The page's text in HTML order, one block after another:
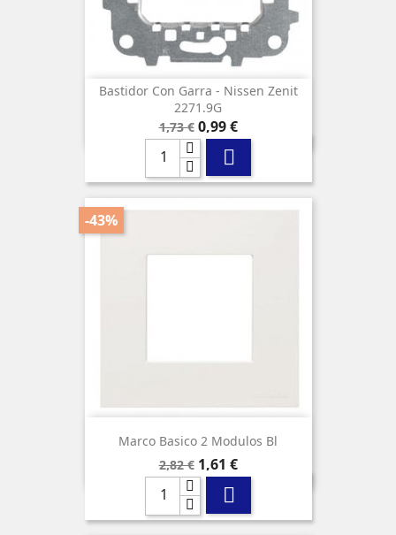
Bastidor Con Garra - Nissen Zenit
2271.9G
Precio
base
1,73 € Precio
0,99 €

Marco Basico 2 Modulos Bl
Precio
base
2,82 €
-43%
Precio
1,61 €
